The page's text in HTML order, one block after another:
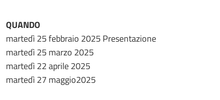
QUANDO
martedì 25 febbraio 2025 Presentazione
martedì 25 marzo 2025
martedì 22 aprile 2025
martedì 27 maggio2025